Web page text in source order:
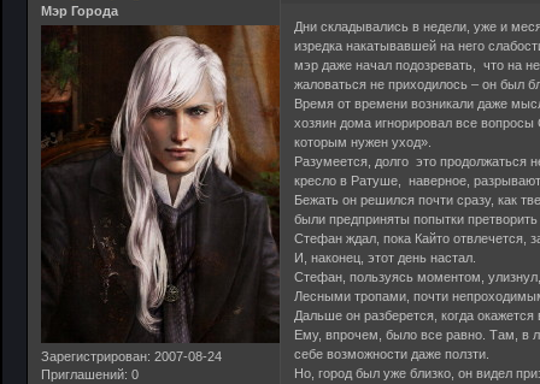
Мэр Города
Зарегистрирован: 2007-08-24
Приглашений: 0
Дни складывались в недели, уже и
изредка накатывавшей на него
мэр даже начал подозревать, что на
жаловаться не приходилось – он был
Время от времени возникали даже
хозяин дома игнорировал все
которым нужен уход».
Разумеется, долго это продолжаться
кресло в Ратуше, наверное,
Бежать он решился почти сразу, как
были предприняты попытки
Стефан ждал, пока Кайто отвлечется,
И, наконец, этот день настал.
Стефан, пользуясь моментом,
Лесными тропами, почти
Дальше он разберется, когда
Ему, впрочем, было все равно. Там, в
себе возможности даже ползти.
Но, город был уже близко, он видел